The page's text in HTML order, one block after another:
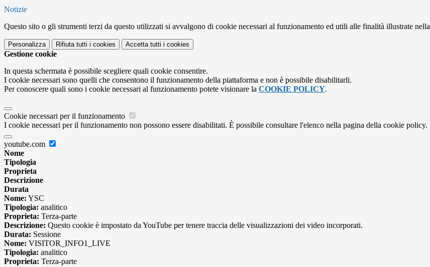
Notizie
Questo sito o gli strumenti terzi da questo utilizzati si avvalgono di cookie necessari al funzionamento ed utili alle finalità illustrate nella
Personalizza Rifiuta tutti i cookies Accetta tutti i cookies
Gestione cookie
In questa schermata è possibile scegliere quali cookie consentire.
I cookie necessari sono quelli che consentono il funzionamento della piattaforma e non è possibile disabilitarli.
Per conoscere quali sono i cookie necessari al funzionamento potete visionare la COOKIE POLICY.
Cookie necessari per il funzionamento
I cookie necessari per il funzionamento non possono essere disabilitati. È possibile consultare l'elenco nella pagina della cookie policy.
youtube.com
Nome
Tipologia
Proprieta
Descrizione
Durata
Nome: YSC
Tipologia: analitico
Proprieta: Terza-parte
Descrizione: Questo cookie è impostato da YouTube per tenere traccia delle visualizzazioni dei video incorporati.
Durata: Sessione
Nome: VISITOR_INFO1_LIVE
Tipologia: analitico
Proprieta: Terza-parte